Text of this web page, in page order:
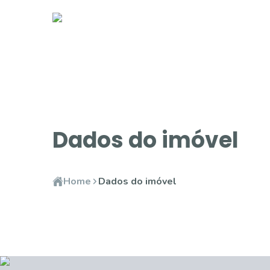
Dados do imóvel
Home Dados do imóvel